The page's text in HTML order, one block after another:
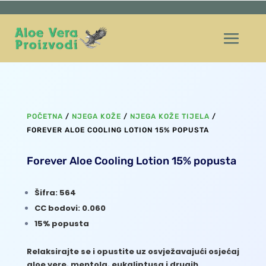
POČETNA / NJEGA KOŽE / NJEGA KOŽE TIJELA /
FOREVER ALOE COOLING LOTION 15% POPUSTA
Forever Aloe Cooling Lotion 15% popusta
Šifra: 564
CC bodovi: 0.060
15% popusta
Relaksirajte se i opustite uz osvježavajući osjećaj